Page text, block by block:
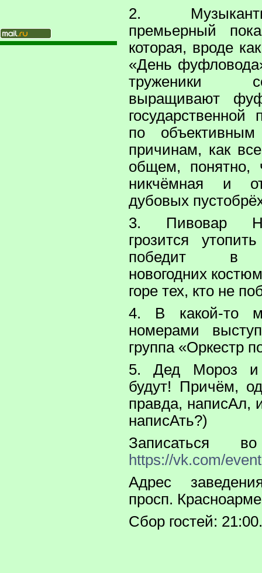
2.
премьерный
которая, вроде
«День
труженики
выращивают
государственной
по
причинам, как
общем, понятно,
никчёмная и
дубовых
3. Пивовар
грозится
победит в
новогодних
горе тех, кто не
4. В какой-то
номерами
группа «Оркестр
5. Дед Мороз и
будут! Причём,
правда, написАл,
написАть?)
Записаться
https://vk.com/
Адрес
просп.
Сбор гостей: 21:00.